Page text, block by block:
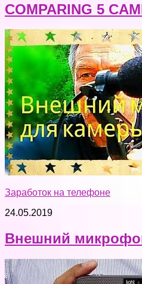
COMPARING 5
Заработок на телефоне
24.05.2019
Внешний